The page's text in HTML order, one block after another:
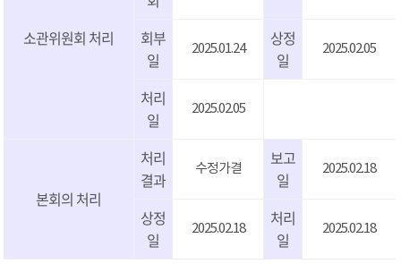
소관위원회 처리
회부
일
2025.01.24
상정
일
2025.02.05
처리
일
2025.02.05
본회의 처리
처리
결과
수정가결
보고
일
2025.02.18
상정
일
2025.02.18
처리
일
2025.02.18